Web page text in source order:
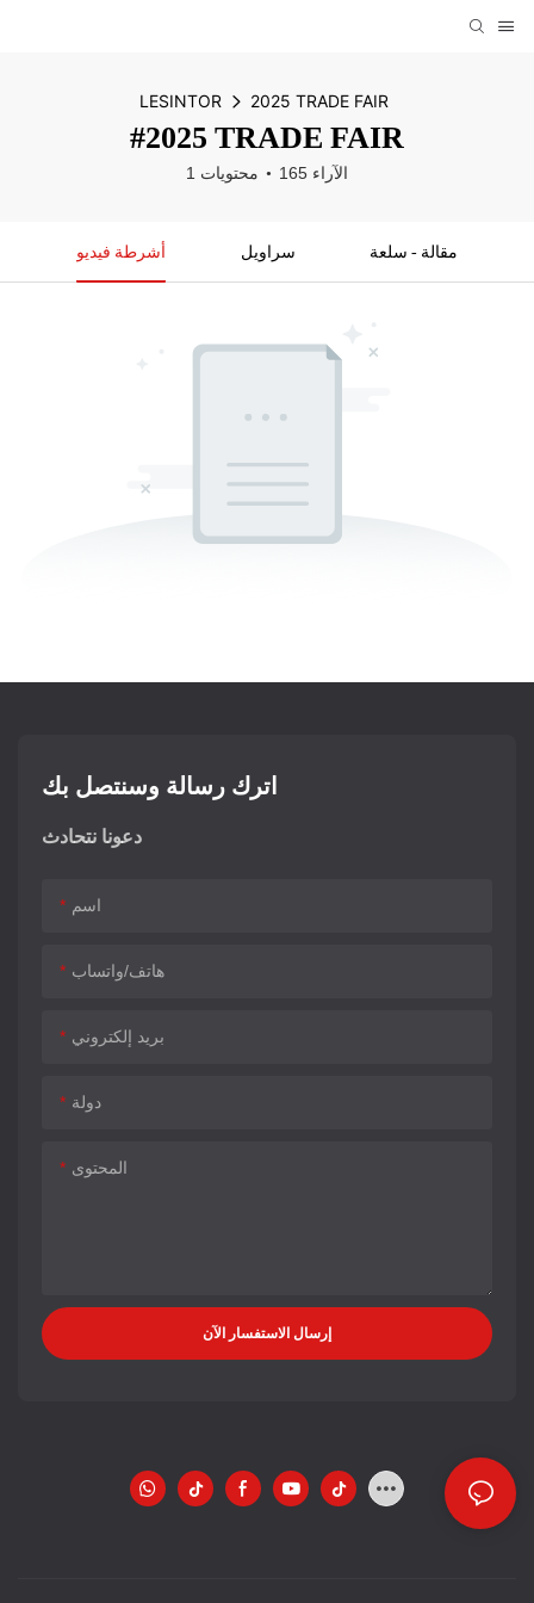
LESINTOR 2025 TRADE FAIR
#2025 TRADE FAIR
1 محتويات 165 الآراء
أشرطة فيديو سراويل مقالة - سلعة
اترك رسالة وسنتصل بك
دعونا نتحادث
اسم
هاتف/واتساب
بريد إلكتروني
دولة
المحتوى
إرسال الاستفسار الآن